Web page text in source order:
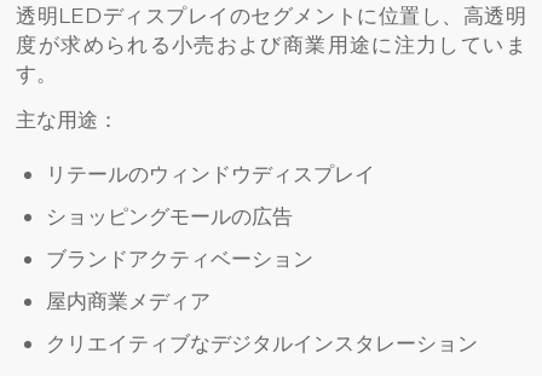
透明LEDディスプレイのセグメントに位置し、高透明
度が求められる小売および商業用途に注力していま
す。
主な用途：
リテールのウィンドウディスプレイ
ショッピングモールの広告
ブランドアクティベーション
屋内商業メディア
クリエイティブなデジタルインスタレーション